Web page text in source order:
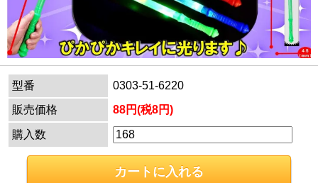
型番
0303-51-6220
販売価格
88円(税8円)
購入数